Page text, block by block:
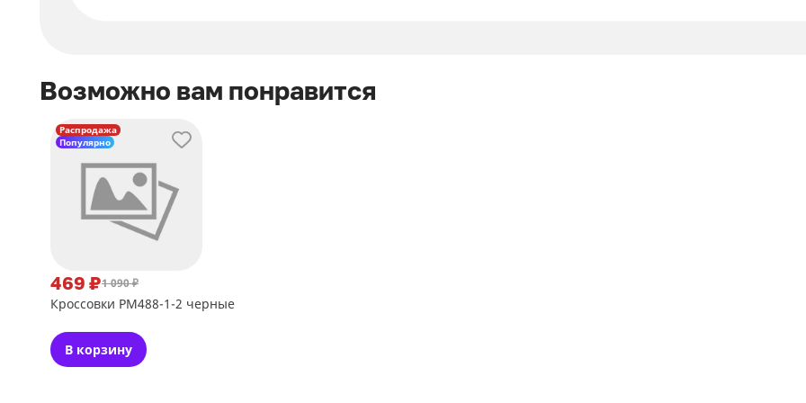
Возможно вам понравится
Распродажа
Популярно
469 ₽1 090 ₽
Кроссовки РМ488-1-2 черные
В корзину